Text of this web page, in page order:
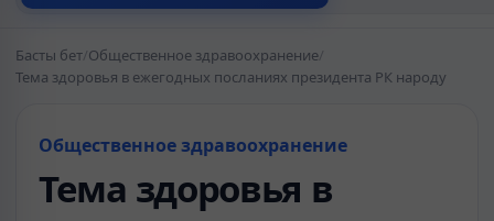
Басты бет/Общественное здравоохранение/
Тема здоровья в ежегодных посланиях президента РК народу
Общественное здравоохранение
Тема здоровья в